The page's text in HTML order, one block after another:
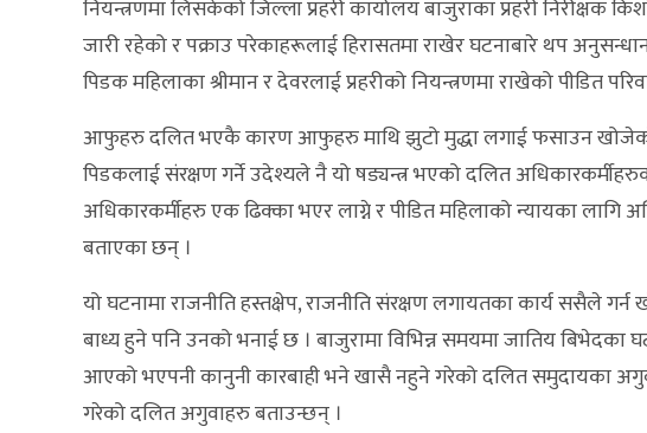
नियन्त्रणमा लिसकेको जिल्ला प्रहरी कार्यालय बाजुराका प्रहरी
जारी रहेको र पक्राउ परेकाहरूलाई हिरासतमा राखेर घटनाबारे थप
पिडक महिलाका श्रीमान र देवरलाई प्रहरीको नियन्त्रणमा राखेको पीडित
आफुहरु दलित भएकै कारण आफुहरु माथि झुटो मुद्धा लगाई फसाउन खोजेको
पिडकलाई संरक्षण गर्ने उदेश्यले नै यो षड्यन्त्र भएको दलित
अधिकारकर्मीहरु एक ढिक्का भएर लाग्ने र पीडित महिलाको न्यायका
बताएका छन् ।
यो घटनामा राजनीति हस्तक्षेप, राजनीति संरक्षण लगायतका कार्य ससैले
बाध्य हुने पनि उनको भनाई छ । बाजुरामा विभिन्न समयमा जातिय
आएको भएपनी कानुनी कारबाही भने खासै नहुने गरेको दलित समुदायका
गरेको दलित अगुवाहरु बताउन्छन् ।